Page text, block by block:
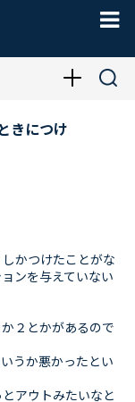
きにつけ
かつけたことがな
ンを与えていない
２とかがあるので
うか悪かったとい
アウトみたいなと